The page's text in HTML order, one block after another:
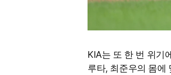
KIA는 또 한 번 위기
루타, 최준우의 몸에